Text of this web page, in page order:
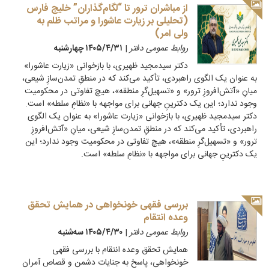
از مباشران ترور تا “لگام‌گذاران” خلیج فارس
(تحلیلی بر زیارت عاشورا و مراتب ظلم به
ولی امر)
روابط عمومی دفتر| ۱۴۰۵/۴/۳۱ چهارشنبه
دکتر سیدمجید ظهیری، با بازخوانی «زیارت عاشورا»
به عنوان یک الگوی راهبردی، تأکید می‌کند که در منطقِ تمدن‌سازِ شیعی،
میانِ «آتش‌افروزِ ترور» و «تسهیل‌گرِ منطقه»، هیچ تفاوتی در محکومیت
وجود ندارد؛ این یک دکترینِ جهانی برای مواجهه با «نظامِ سلطه» است.
دکتر سیدمجید ظهیری، با بازخوانی «زیارت عاشورا» به عنوان یک الگوی
راهبردی، تأکید می‌کند که در منطقِ تمدن‌سازِ شیعی، میانِ «آتش‌افروزِ
ترور» و «تسهیل‌گرِ منطقه»، هیچ تفاوتی در محکومیت وجود ندارد؛ این
یک دکترینِ جهانی برای مواجهه با «نظامِ سلطه» است.
بررسی فقهی خونخواهی در همایش تحقق
وعده انتقام
روابط عمومی دفتر| ۱۴۰۵/۴/۳۰ سه‌شنبه
همایش تحقق وعده انتقام با بررسی فقهی
خونخواهی، پاسخ به جنایات دشمن و قصاص آمران